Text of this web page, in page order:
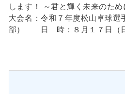
します！ ～君と輝く未来の
大会名：令和７年度松山卓球選
部） 日 時：８月１７日